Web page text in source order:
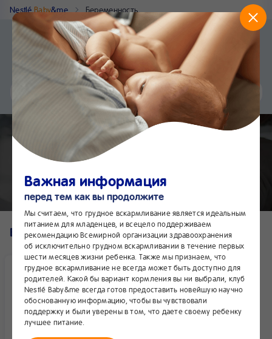
Nestlé Baby&me Беременность
Приложение Nestlé Baby&me
Еще быстрее и удобнее
Установить
Чат
Недоношенные дети
Все записи
Важная информация
перед тем как вы продолжите
Мы считаем, что грудное вскармливание является идеальным
питанием для младенцев, и всецело поддерживаем
рекомендацию Всемирной организации здравоохранения
об исключительно грудном вскармливании в течение первых
шести месяцев жизни ребенка. Также мы признаем, что
грудное вскармливание не всегда может быть доступно для
родителей. Какой бы вариант кормления вы ни выбрали, клуб
Nestlé Baby&me всегда готов предоставить новейшую научно
обоснованную информацию, чтобы вы чувствовали
поддержку и были уверены в том, что даете своему ребенку
лучшее питание.